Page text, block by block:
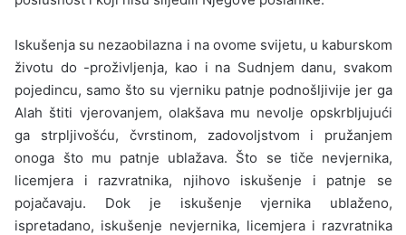
Iskušenja su nezaobilazna i na ovome svijetu, u kaburskom
životu do -proživljenja, kao i na Sudnjem danu, svakom
pojedincu, samo što su vjerniku patnje podnošljivije jer ga
Alah štiti vjerovanjem, olakšava mu nevolje opskrbljujući
ga strpljivošću, čvrstinom, zadovoljstvom i pružanjem
onoga što mu patnje ublažava. Što se tiče nevjernika,
licemjera i razvratnika, njihovo iskušenje i patnje se
pojačavaju. Dok je iskušenje vjernika ublaženo,
ispretadano, iskušenje nevjernika, licemjera i razvratnika